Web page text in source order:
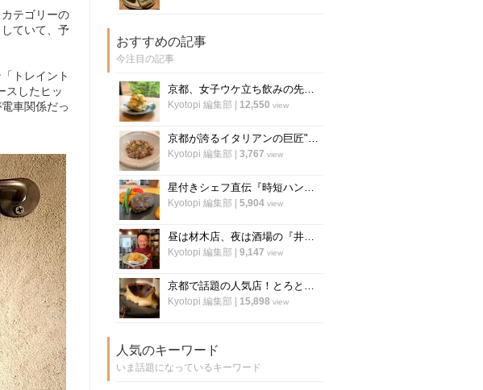
テゴリーの
ていて、予
トレイント
スしたヒッ
車関係だっ
おすすめの記事
今注目の記事
京都、女子ウケ立ち飲みの先駆者「すいば」の人気メニュー『ポテトサラダ』の作り方
Kyotopi 編集部 12,550 view
京都が誇るイタリアンの巨匠"笹島シェフ"の料理動画第二弾！今度はリゾット！
Kyotopi 編集部 3,767 view
星付きシェフ直伝『時短ハンバーグ』の作り方！”合わせ調味料”が決め手！フランス料理「レーヌ デ プレ」
Kyotopi 編集部 5,904 view
昼は材木店、夜は酒場の『井倉木材』が教える「裏技チャーハン（焼き飯）」の作り方！
Kyotopi 編集部 9,147 view
京都で話題の人気店！とろとろ濃厚バスクチーズケーキの作り方〜「フォーチュンガーデン京都」
Kyotopi 編集部 15,898 view
人気のキーワード
いま話題になっているキーワード